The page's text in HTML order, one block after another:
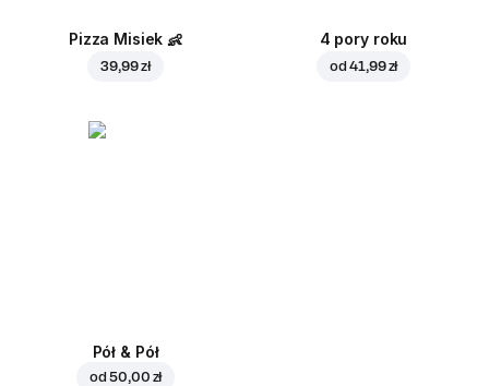
Pizza Misiek 👶
39,99 zł
4 pory roku
od41,99 zł
Pół & Pół
od50,00 zł